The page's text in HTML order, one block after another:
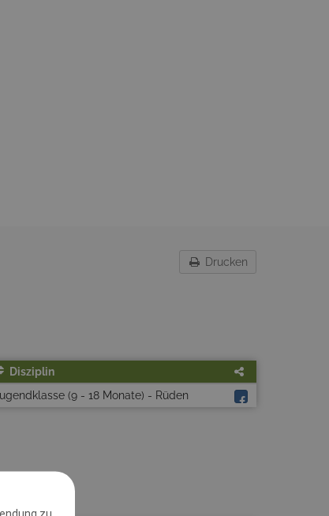
Drucken
Disziplin
(9 - 18 Monate) - Rüden